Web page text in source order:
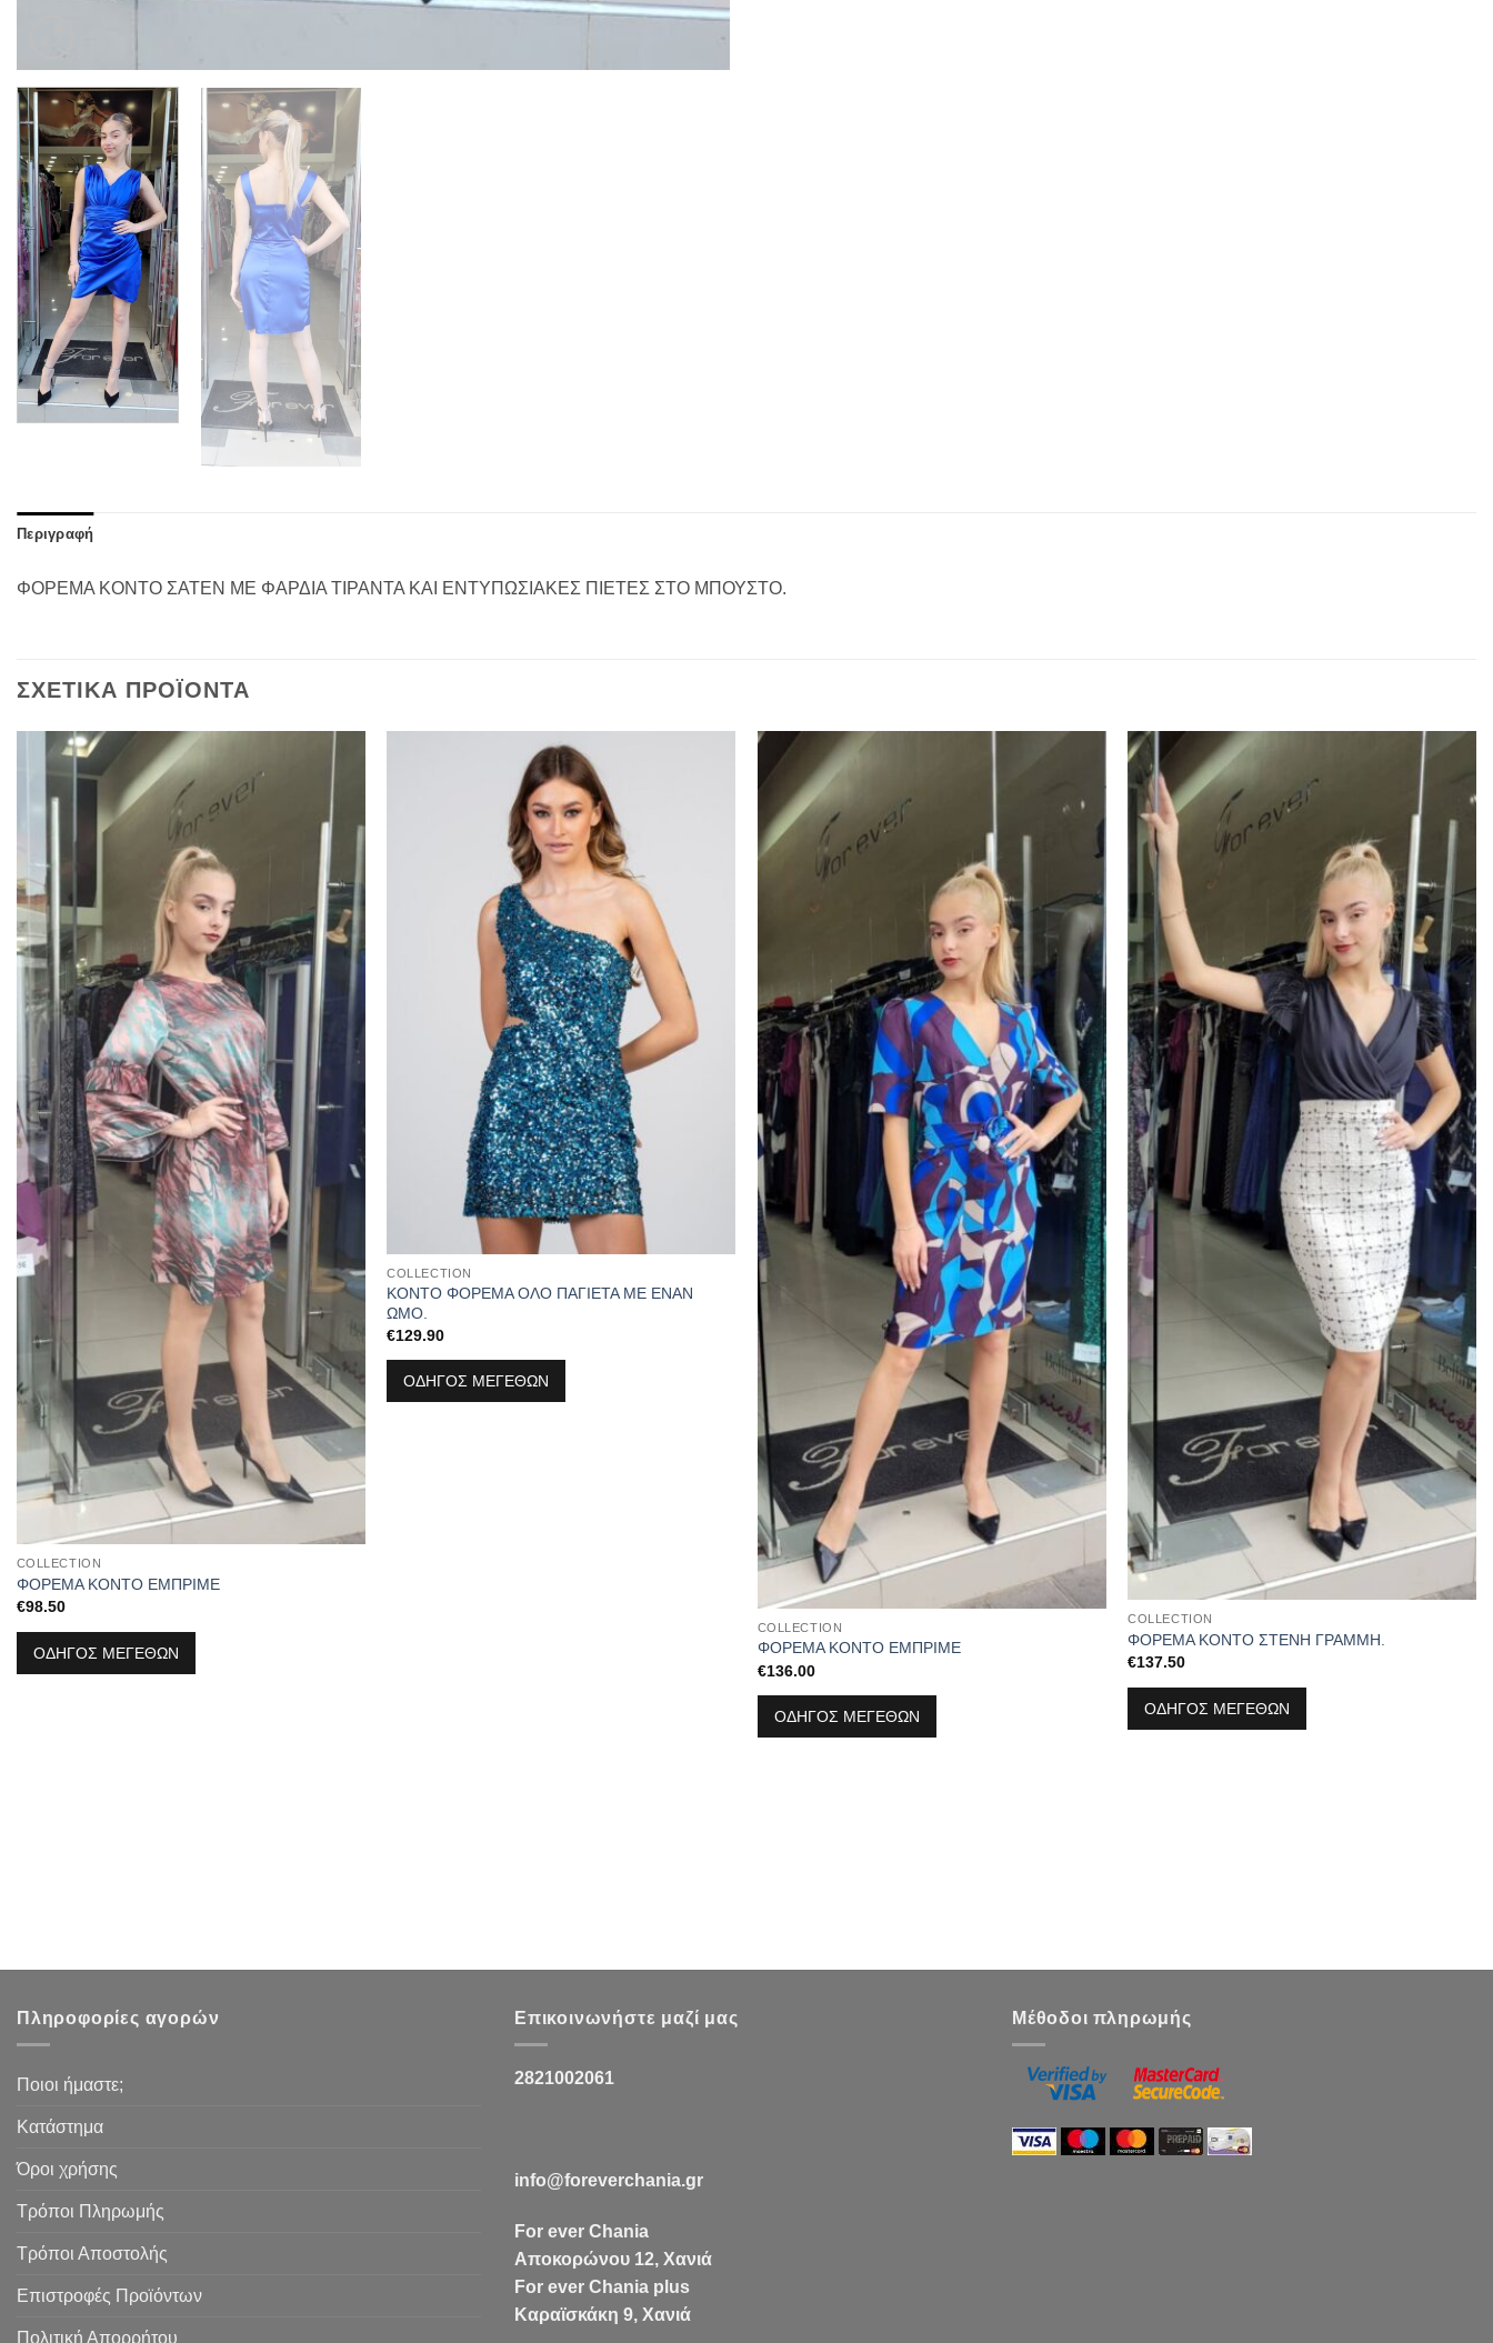
Περιγραφή
ΦΟΡΕΜΑ ΚΟΝΤΟ ΣΑΤΕΝ ΜΕ ΦΑΡΔΙΑ ΤΙΡΑΝΤΑ ΚΑΙ ΕΝΤΥΠΩΣΙΑΚΕΣ ΠΙΕΤΕΣ ΣΤΟ ΜΠΟΥΣΤΟ.
ΣΧΕΤΙΚΆ ΠΡΟΪΌΝΤΑ
αγαπημένα
COLLECTION
ΦΟΡΕΜΑ ΚΟΝΤΟ ΕΜΠΡΙΜΕ
€98.50
ΟΔΗΓΟΣ ΜΕΓΕΘΩΝ
COLLECTION
ΚΟΝΤΟ ΦΟΡΕΜΑ ΟΛΟ ΠΑΓΙΕΤΑ ΜΕ ΕΝΑΝ
ΩΜΟ.
€129.90
ΟΔΗΓΟΣ ΜΕΓΕΘΩΝ
στα
COLLECTION
ΦΟΡΕΜΑ ΚΟΝΤΟ ΕΜΠΡΙΜΕ
€136.00
ΟΔΗΓΟΣ ΜΕΓΕΘΩΝ
Προσθήκη
στα
αγαπημένα
COLLECTION
ΦΟΡΕΜΑ ΚΟΝΤΟ ΣΤΕΝΗ ΓΡΑΜΜΗ.
€137.50
ΟΔΗΓΟΣ ΜΕΓΕΘΩΝ
Πληροφορίες αγορών
Ποιοι ήμαστε;
Κατάστημα
Όροι χρήσης
Τρόποι Πληρωμής
Τρόποι Αποστολής
Επιστροφές Προϊόντων
Πολιτική Απορρήτου
Επικοινωνήστε μαζί μας
2821002061
info@foreverchania.gr
For ever Chania
Αποκορώνου 12, Χανιά
For ever Chania plus
Καραϊσκάκη 9, Χανιά
Μέθοδοι πληρωμής